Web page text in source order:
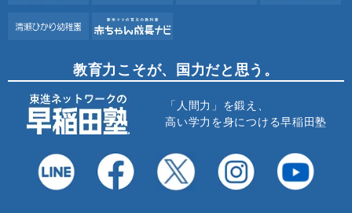
教育力こそが、国力だと思う。
「人間力」を鍛え、
高い学力を身につける早稲田塾